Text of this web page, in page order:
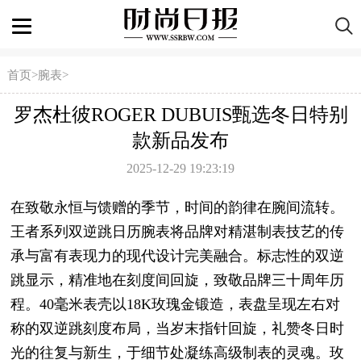
首页>腕表>
罗杰杜彼ROGER DUBUIS甄选冬日特别
款新品发布
2025-12-29 19:23:19
在致敬永恒与馈赠的季节，时间的韵律在腕间流转。
王者系列双逆跳日历腕表将品牌对精湛制表技艺的传
承与富有表现力的现代设计完美融合。标志性的双逆
跳显示，精准地在刻度间回旋，致敬品牌三十周年历
程。40毫米表壳以18K玫瑰金锻造，表盘呈现左右对
称的双逆跳刻度布局，当岁末指针回旋，礼赞冬日时
光的往复与新生，于细节处凝练高级制表的灵魂。玫